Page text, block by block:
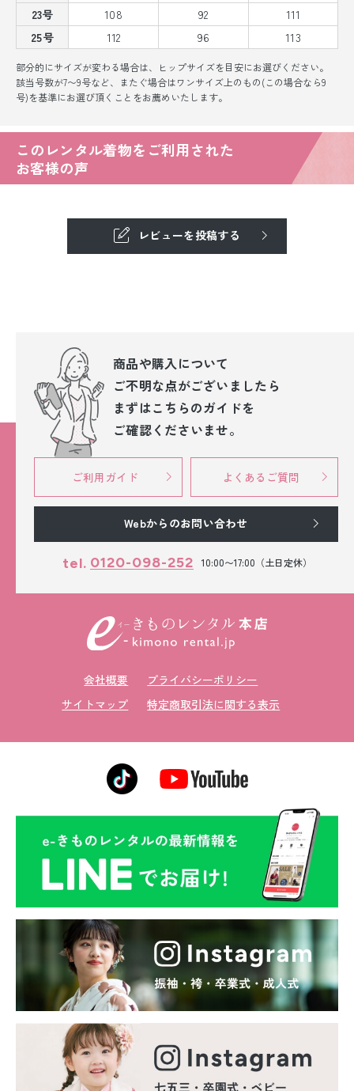
23号
108 92
111
25号
112 96 113
部分的にサイズが変わる場合は、ヒップサイズを目安にお選びください。
該当号数が7〜9号など、またぐ場合はワンサイズ上のもの(この場合なら9
号)を基準にお選び頂くことをお薦めいたします。
このレンタル着物をご利用された
お客様の声
レビューを投稿する
商品や購入について
ご不明な点がございましたら
まずはこちらのガイドを
ご確認くださいませ。
ご利用ガイド よくあるご質問
Webからのお問い合わせ
tel. 0120-098-252 10:00〜17:00（土日定休）
会社概要
プライバシーポリシー
サイトマップ
特定商取引法に関する表示